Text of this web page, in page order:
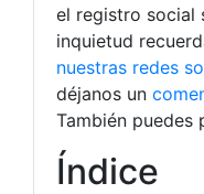
el registro social
inquietud
nuestras redes
déjanos un
También puedes
Índice